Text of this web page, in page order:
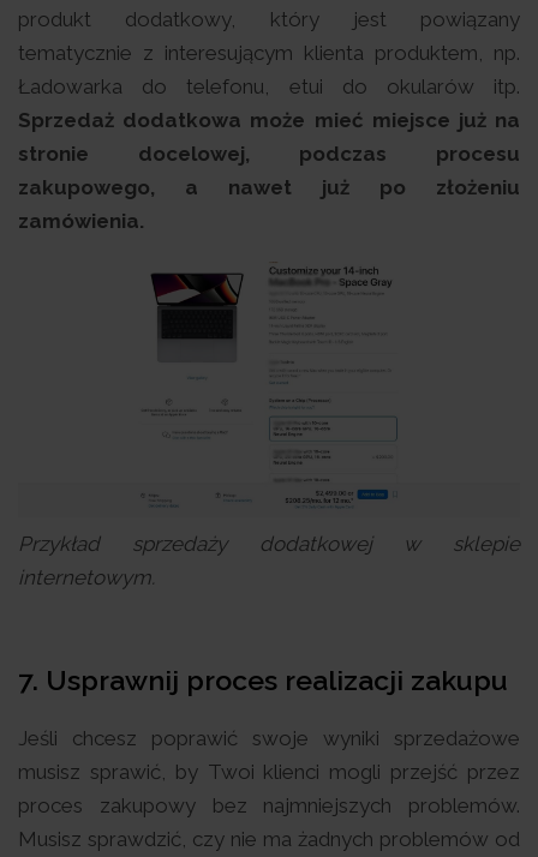
produkt dodatkowy, który jest powiązany
tematycznie z interesującym klienta produktem, np.
Ładowarka do telefonu, etui do okularów itp.
Sprzedaż dodatkowa może mieć miejsce już na
stronie docelowej, podczas procesu
zakupowego, a nawet już po złożeniu
zamówienia.
Przykład sprzedaży dodatkowej w sklepie
internetowym.
7. Usprawnij proces realizacji zakupu
Jeśli chcesz poprawić swoje wyniki sprzedażowe
musisz sprawić, by Twoi klienci mogli przejść przez
proces zakupowy bez najmniejszych problemów.
Musisz sprawdzić, czy nie ma żadnych problemów od